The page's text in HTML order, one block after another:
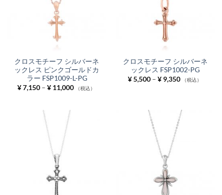
クロスモチーフ シルバーネ
ックレス ピンクゴールドカ
ラー FSP1009-L-PG
¥7,150 – ¥11,000価
格
（税込）
クロスモチーフ シルバーネ
ックレス FSP1002-PG
¥5,500 – ¥9,350価
格
¥ 9,350
（税込）